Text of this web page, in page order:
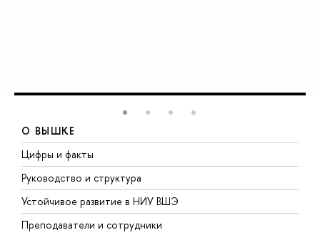
О ВЫШКЕ
Цифры и факты
Руководство и структура
Устойчивое развитие в НИУ ВШЭ
Преподаватели и сотрудники